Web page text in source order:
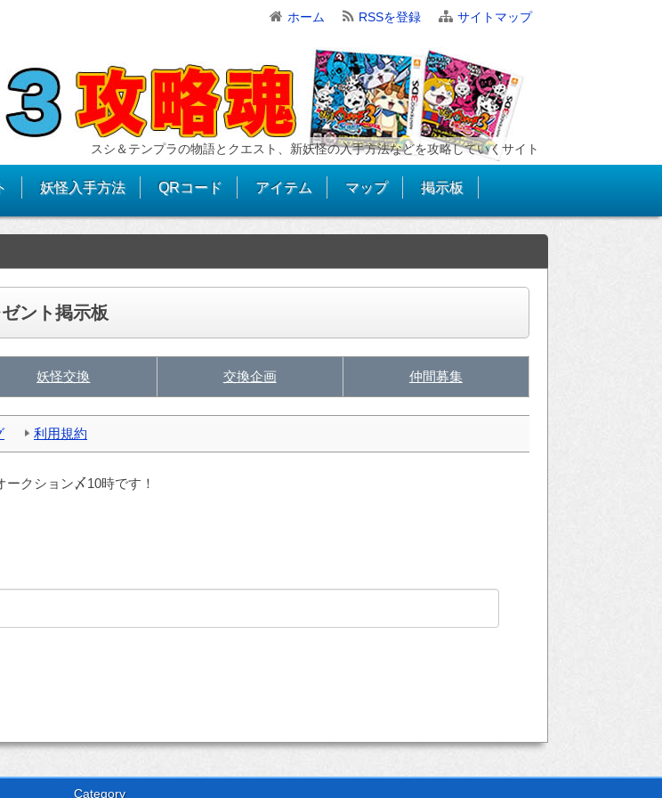
ホーム RSSを登録 サイトマップ
スシ＆テンプラの物語とクエスト、新妖怪の入手方法などを攻略していくサイト
妖怪入手方法 QRコード アイテム マップ 掲示板
ント掲示板
妖怪交換 交換企画 仲間募集
利用規約
クション〆10時です！
Category